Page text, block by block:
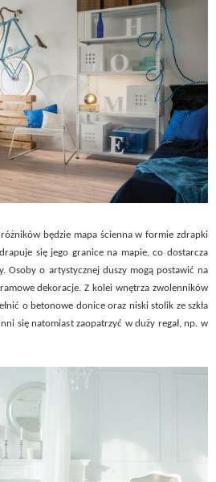
będzie mapa ścienna w formie zdrapki
się jego granice na mapie, co dostarcza
Osoby o artystycznej duszy mogą postawić na
dekoracje. Z kolei wnętrza zwolenników
o betonowe donice oraz niski stolik ze szkła
się natomiast zaopatrzyć w duży regał, np. w